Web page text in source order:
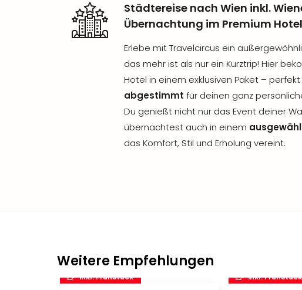
Städtereise nach Wien inkl.
Übernachtung im Premium Hotel
Erlebe mit Travelcircus ein
das mehr ist als nur ein Kurztrip! Hier
Hotel in einem exklusiven Paket – perfekt
abgestimmt für deinen ganz
Du genießt nicht nur das Event deiner
übernachtest auch in einem
das Komfort, Stil und Erholung vereint.
Weitere Empfehlungen
inkl. Frühstück inkl. Frühstück